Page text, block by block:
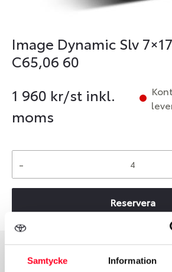
Samtycke Information
Image Dynamic Slv
C65,06 60
1 960 kr/st inkl.
moms
-
Reservera
Group Tum